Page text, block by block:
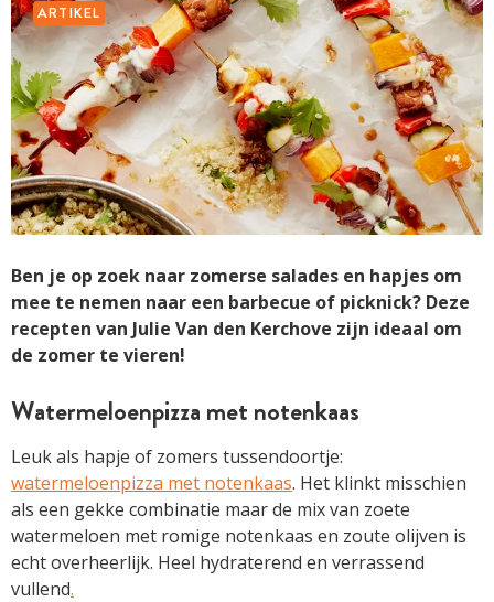
ARTIKEL
Ben je op zoek naar zomerse salades en hapjes om
mee te nemen naar een barbecue of picknick? Deze
recepten van Julie Van den Kerchove zijn ideaal om
de zomer te vieren!
Watermeloenpizza met notenkaas
Leuk als hapje of zomers tussendoortje:
watermeloenpizza met notenkaas. Het klinkt misschien
als een gekke combinatie maar de mix van zoete
watermeloen met romige notenkaas en zoute olijven is
echt overheerlijk. Heel hydraterend en verrassend
vullend.